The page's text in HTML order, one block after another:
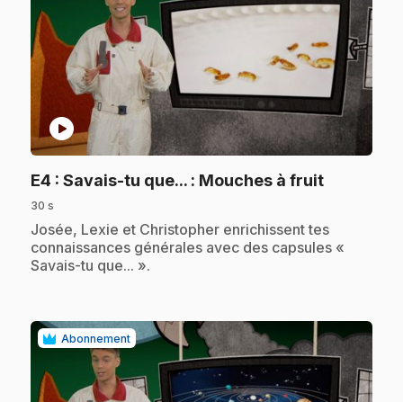
play_circle
E4 : Savais-tu que... : Mouches à fruit.
30 s
.Josée, Lexie et Christopher enrichissent tes
connaissances générales avec des capsules «
Savais-tu que... ».
Abonnement